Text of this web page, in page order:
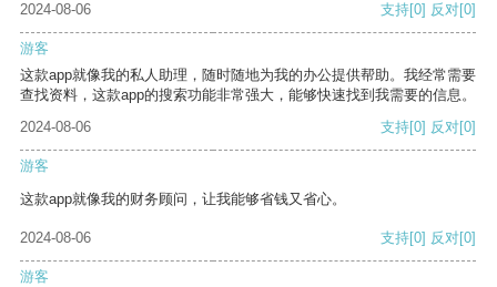
2024-08-06
支持[0] 反对[0]
游客
这款app就像我的私人助理，随时随地为我的办公提供帮助。我经常需要
查找资料，这款app的搜索功能非常强大，能够快速找到我需要的信息。
2024-08-06
支持[0] 反对[0]
游客
这款app就像我的财务顾问，让我能够省钱又省心。
2024-08-06 支持[0] 反对[0]
游客